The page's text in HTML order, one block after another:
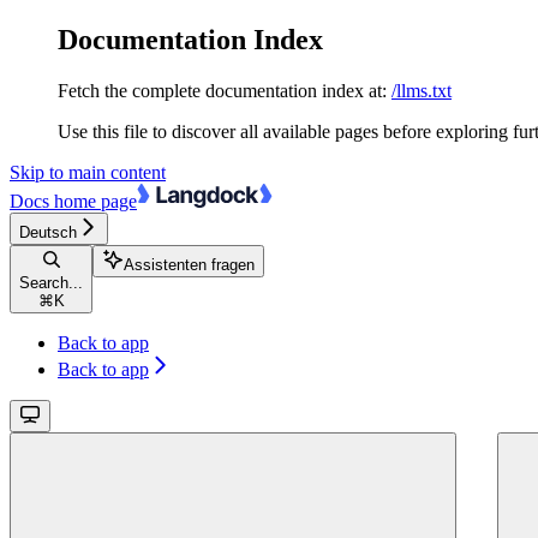
Documentation Index
Fetch the complete documentation index at: /llms.txt
Use this file to discover all available pages before exploring
Skip to main content
Docs home page
Deutsch
Search...
⌘ K
Assistenten fragen
Back to app
Back to app